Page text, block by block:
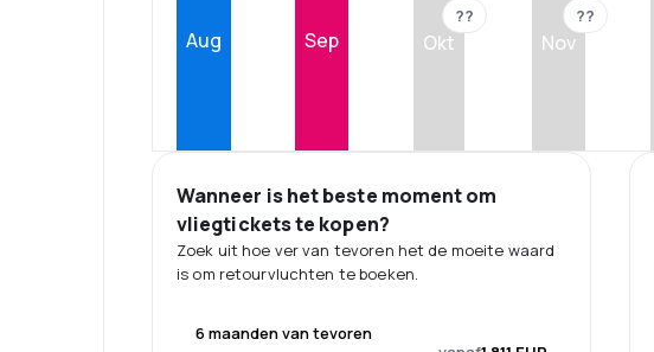
Aug Sep Okt
??
Nov
??
Wanneer is het beste moment om
vliegtickets te kopen?
Zoek uit hoe ver van tevoren het de moeite waard
is om retourvluchten te boeken.
6 maanden van tevoren